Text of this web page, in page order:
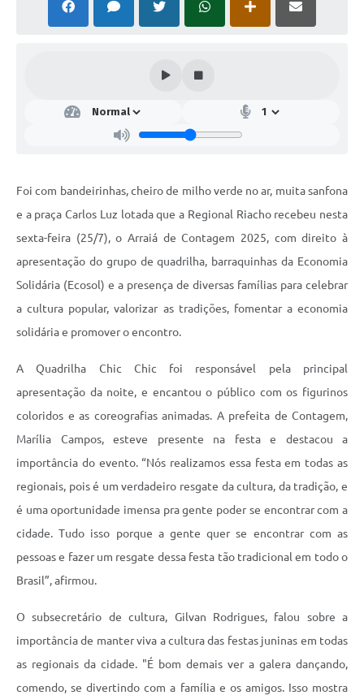
Foi com bandeirinhas, cheiro de milho verde no ar, muita sanfona
e a praça Carlos Luz lotada que a Regional Riacho recebeu nesta
sexta-feira (25/7), o Arraiá de Contagem 2025, com direito à
apresentação do grupo de quadrilha, barraquinhas da Economia
Solidária (Ecosol) e a presença de diversas famílias para celebrar
a cultura popular, valorizar as tradições, fomentar a economia
solidária e promover o encontro.
A Quadrilha Chic Chic foi responsável pela principal
apresentação da noite, e encantou o público com os figurinos
coloridos e as coreografias animadas. A prefeita de Contagem,
Marília Campos, esteve presente na festa e destacou a
importância do evento. “Nós realizamos essa festa em todas as
regionais, pois é um verdadeiro resgate da cultura, da tradição, e
é uma oportunidade imensa pra gente poder se encontrar com a
cidade. Tudo isso porque a gente quer se encontrar com as
pessoas e fazer um resgate dessa festa tão tradicional em todo o
Brasil”, afirmou.
O subsecretário de cultura, Gilvan Rodrigues, falou sobre a
importância de manter viva a cultura das festas juninas em todas
as regionais da cidade. "É bom demais ver a galera dançando,
comendo, se divertindo com a família e os amigos. Isso mostra